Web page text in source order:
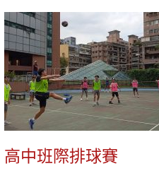
高中班際排球賽